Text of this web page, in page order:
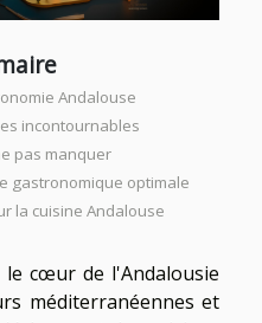
Andalouse
incontournables
pas manquer
gastronomique optimale
la cuisine Andalouse
le cœur de l'Andalousie
méditerranéennes et